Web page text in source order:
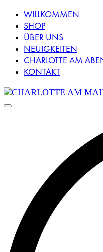
WILLKOMMEN
SHOP
ÜBER UNS
NEUIGKEITEN
CHARLOTTE AM
KONTAKT